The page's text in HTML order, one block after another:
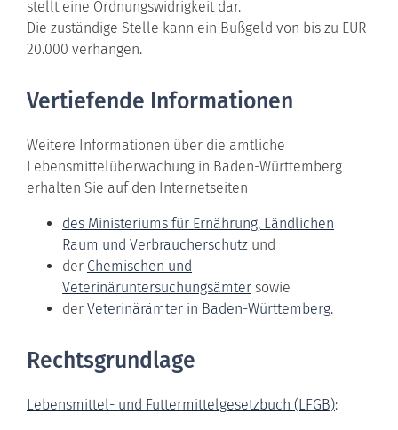
stellt eine Ordnungswidrigkeit dar.
Die zuständige Stelle kann ein Bußgeld von bis zu EUR
20.000 verhängen.
Vertiefende Informationen
Weitere Informationen über die amtliche
Lebensmittelüberwachung in Baden-Württemberg
erhalten Sie auf den Internetseiten
des Ministeriums für Ernährung, Ländlichen
Raum und Verbraucherschutz und
der Chemischen und
Veterinäruntersuchungsämter sowie
der Veterinärämter in Baden-Württemberg.
Rechtsgrundlage
Lebensmittel- und Futtermittelgesetzbuch (LFGB):